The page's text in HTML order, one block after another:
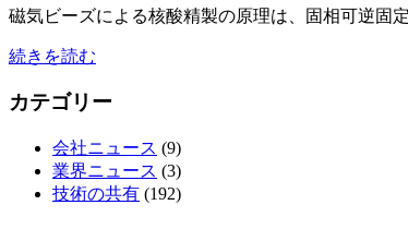
磁気ビーズによる核酸精製の原理は、固相可逆固
続きを読む
カテゴリー
会社ニュース (9)
業界ニュース (3)
技術の共有 (192)